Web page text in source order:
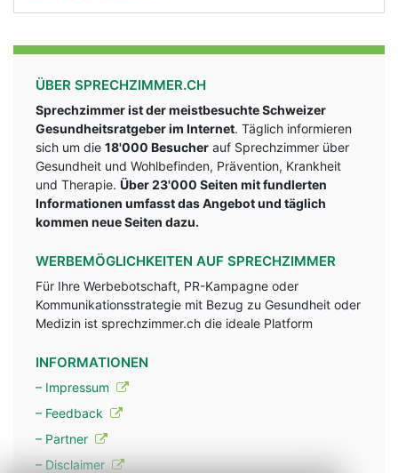
ÜBER SPRECHZIMMER.CH
Sprechzimmer ist der meistbesuchte Schweizer
Gesundheitsratgeber im Internet. Täglich informieren
sich um die 18'000 Besucher auf Sprechzimmer über
Gesundheit und Wohlbefinden, Prävention, Krankheit
und Therapie. Über 23'000 Seiten mit fundlerten
Informationen umfasst das Angebot und täglich
kommen neue Seiten dazu.
WERBEMÖGLICHKEITEN AUF SPRECHZIMMER
Für Ihre Werbebotschaft, PR-Kampagne oder
Kommunikationsstrategie mit Bezug zu Gesundheit oder
Medizin ist sprechzimmer.ch die ideale Platform
INFORMATIONEN
– Impressum
– Feedback
– Partner
– Disclaimer